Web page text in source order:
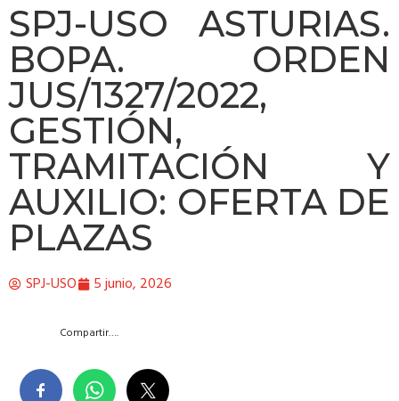
SPJ-USO ASTURIAS.
BOPA. ORDEN
JUS/1327/2022,
GESTIÓN,
TRAMITACIÓN Y
AUXILIO: OFERTA DE
PLAZAS
SPJ-USO 5 junio, 2026
Compartir….